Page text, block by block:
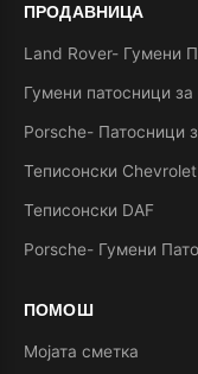
ПРОДАВНИЦА
Land Rover- Гумени
Гумени патосници
Porsche- Патосници
Теписонски Chevrolet
Теписонски DAF
Porsche- Гумени
ПОМОШ
Мојата сметка